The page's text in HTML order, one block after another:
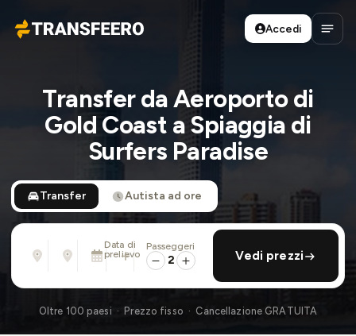
Transfeero
Accedi
Apri
Transfer da Aeroporto di
Gold Coast a Spiaggia di
Surfers Paradise
Transfer Autista ad ore
Indirizzo, aeroporto, albergo, ...
Indirizzo, aeroporto, albergo, ...
Data di
prelievo
Lun 10 Ago · 01:45 PM
aggiungi ritorno
Passeggeri
2 Vedi prezzi
Oltre 100 paesi · Prezzo fisso · Cancellazione GRATUITA